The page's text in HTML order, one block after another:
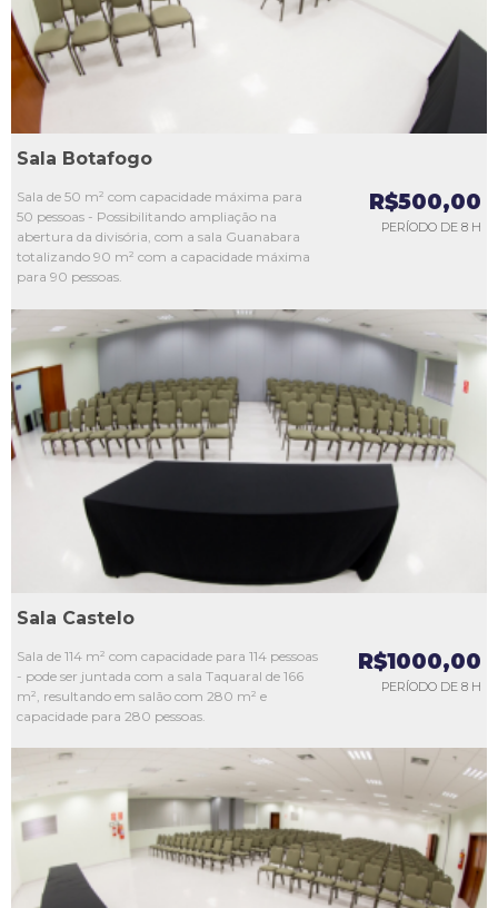
Sala Botafogo
Sala de 50 m² com capacidade máxima para
50 pessoas - Possibilitando ampliação na
abertura da divisória, com a sala Guanabara
totalizando 90 m² com a capacidade máxima
para 90 pessoas.
R$500,00
PERÍODO DE 8 H
L2
L3
L4
Sala Castelo
Sala de 114 m² com capacidade para 114 pessoas
- pode ser juntada com a sala Taquaral de 166
m², resultando em salão com 280 m² e
capacidade para 280 pessoas.
R$1000,00
PERÍODO DE 8 H
L3
L4